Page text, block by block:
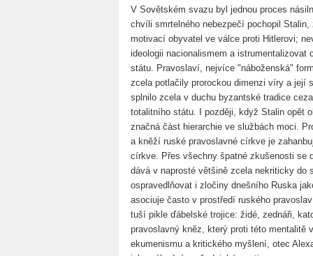
V Sovětském svazu byl jednou proces
chvíli smrtelného nebezpečí pochopil
motivací obyvatel ve válce proti Hitlerovi;
ideologii nacionalismem a
státu. Pravoslaví, nejvíce "náboženská"
zcela potlačily prorockou dimenzi víry a její
splnilo zcela v duchu byzantské tradice
totalitního státu. I později, když Stalin opět
značná část hierarchie ve službách moci.
a kněží ruské pravoslavné církve je
církve. Přes všechny špatné zkušenosti se
dává v naprosté většině zcela nekriticky do
ospravedlňovat i zločiny dnešního Ruska
asociuje často v prostředí ruského
tuší pikle ďábelské trojice: židé, zednáři,
pravoslavný kněz, který proti této mentalitě
ekumenismu a kritického myšlení, otec